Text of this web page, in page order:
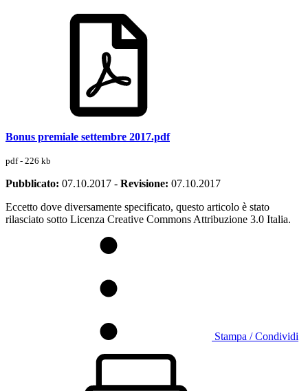
Bonus premiale settembre 2017.pdf
pdf - 226 kb
Pubblicato: 07.10.2017 - Revisione: 07.10.2017
Eccetto dove diversamente specificato, questo articolo è stato
rilasciato sotto Licenza Creative Commons Attribuzione 3.0 Italia.
Stampa / Condividi